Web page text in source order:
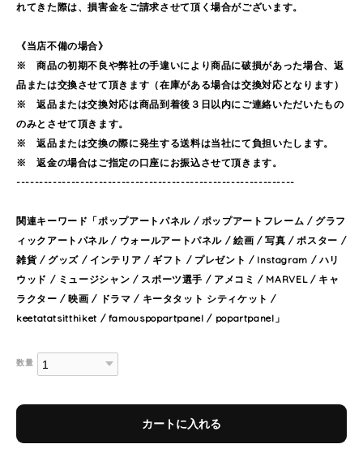
れてきた際は、損害金をご請求させて頂く場合がございます。
《当店不備の場合》
※ 商品の初期不良や弊社の手違いにより商品に破損があった場合、返
品または交換させて頂きます（在庫がある場合は交換対応となります）
※ 返品または交換対応は商品到着後３日以内にご連絡いただいたもの
のみとさせて頂きます。
※ 返品または交換の際に発生する送料は当社にて負担いたします。
※ 返金の場合はご指定の口座にお振込させて頂きます。
-------------------------------------------------------------
関連キーワード「ポップアートパネル / ポップアートフレーム / グラフ
ィックアートパネル / ウォールアートパネル / 絵画 / 写真 / ポスター /
雑貨 / グッズ / インテリア / ギフト / プレゼント / Instagram / ハリ
ウッド / ミュージシャン / スポーツ選手 / アメコミ / MARVEL / キャ
ラクター / 映画 / ドラマ / キータタット シティケット /
keetatatsitthiket / famouspopartpanel / popartpanel」
数量
カートに入れる